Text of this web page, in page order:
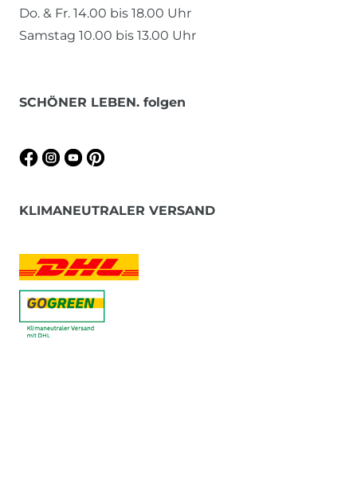
Do. & Fr. 14.00 bis 18.00 Uhr
Samstag 10.00 bis 13.00 Uhr
SCHÖNER LEBEN. folgen
KLIMANEUTRALER VERSAND